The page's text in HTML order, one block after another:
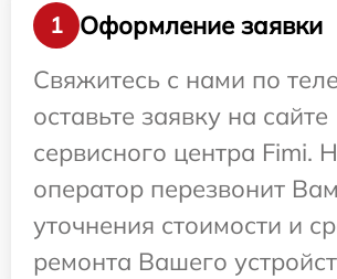
1
Оформление заявки
Свяжитесь с нами по
оставьте заявку на сайте
сервисного центра Fimi.
оператор перезвонит
уточнения стоимости и
ремонта Вашего